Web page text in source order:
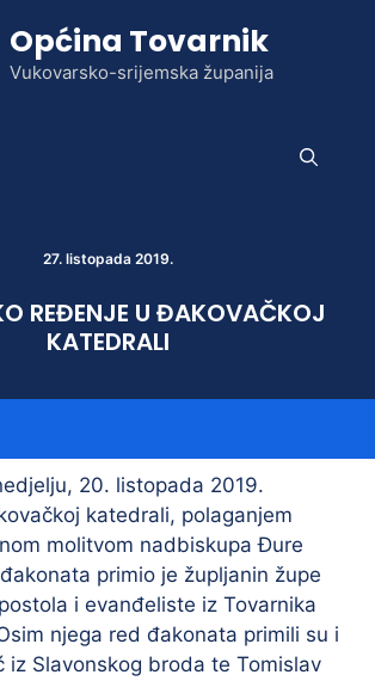
Općina Tovarnik
Vukovarsko-srijemska županija
27. listopada 2019.
REĐENJE U ĐAKOVAČKOJ
KATEDRALI
20. listopada 2019.
katedrali, polaganjem
molitvom nadbiskupa Đure
primio je župljanin župe
i evanđeliste iz Tovarnika
njega red đakonata primili su i
iz Slavonskog broda te Tomislav